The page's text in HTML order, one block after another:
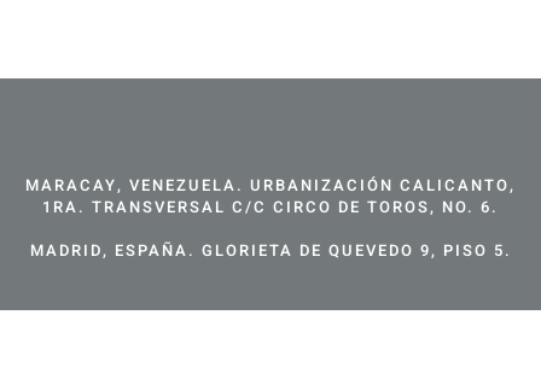
MARACAY, VENEZUELA. URBANIZACIÓN CALICANTO,
1RA. TRANSVERSAL C/C CIRCO DE TOROS, NO. 6.
MADRID, ESPAÑA. GLORIETA DE QUEVEDO 9, PISO 5.